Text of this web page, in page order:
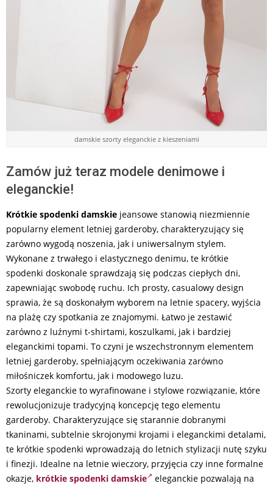
damskie szorty eleganckie z kieszeniami
Zamów już teraz modele denimowe i
eleganckie!
Krótkie spodenki damskie jeansowe stanowią niezmiennie
popularny element letniej garderoby, charakteryzujący się
zarówno wygodą noszenia, jak i uniwersalnym stylem.
Wykonane z trwałego i elastycznego denimu, te krótkie
spodenki doskonale sprawdzają się podczas ciepłych dni,
zapewniając swobodę ruchu. Ich prosty, casualowy design
sprawia, że są doskonałym wyborem na letnie spacery, wyjścia
na plażę czy spotkania ze znajomymi. Łatwo je zestawić
zarówno z luźnymi t-shirtami, koszulkami, jak i bardziej
eleganckimi topami. To czyni je wszechstronnym elementem
letniej garderoby, spełniającym oczekiwania zarówno
miłośniczek komfortu, jak i modowego luzu.
Szorty eleganckie to wyrafinowane i stylowe rozwiązanie, które
rewolucjonizuje tradycyjną koncepcję tego elementu
garderoby. Charakteryzujące się starannie dobranymi
tkaninami, subtelnie skrojonymi krojami i eleganckimi detalami,
te krótkie spodenki wprowadzają do letnich stylizacji nutę szyku
i finezji. Idealne na letnie wieczory, przyjęcia czy inne formalne
okazje, krótkie spodenki damskie
eleganckie pozwalają na